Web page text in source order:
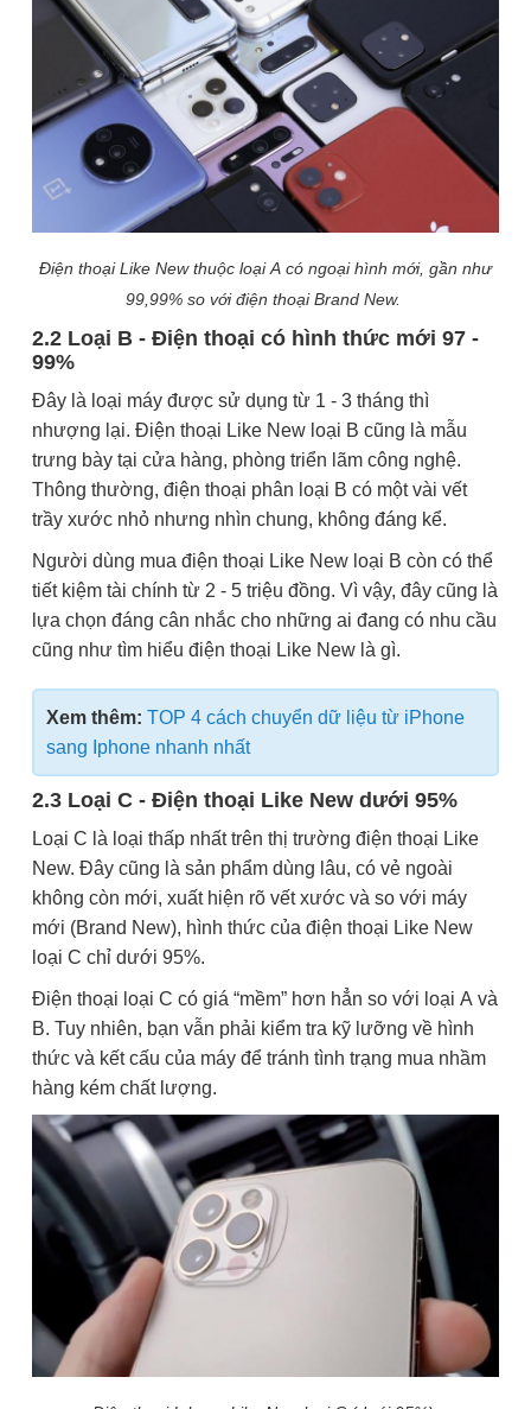
Điện thoại Like New thuộc loại A có ngoại hình mới, gần như
99,99% so với điện thoại Brand New.
2.2 Loại B - Điện thoại có hình thức mới 97 -
99%
Đây là loại máy được sử dụng từ 1 - 3 tháng thì
nhượng lại. Điện thoại Like New loại B cũng là mẫu
trưng bày tại cửa hàng, phòng triển lãm công nghệ.
Thông thường, điện thoại phân loại B có một vài vết
trầy xước nhỏ nhưng nhìn chung, không đáng kể.
Người dùng mua điện thoại Like New loại B còn có thể
tiết kiệm tài chính từ 2 - 5 triệu đồng. Vì vậy, đây cũng là
lựa chọn đáng cân nhắc cho những ai đang có nhu cầu
cũng như tìm hiểu điện thoại Like New là gì.
Xem thêm: TOP 4 cách chuyển dữ liệu từ iPhone
sang Iphone nhanh nhất
2.3 Loại C - Điện thoại Like New dưới 95%
Loại C là loại thấp nhất trên thị trường điện thoại Like
New. Đây cũng là sản phẩm dùng lâu, có vẻ ngoài
không còn mới, xuất hiện rõ vết xước và so với máy
mới (Brand New), hình thức của điện thoại Like New
loại C chỉ dưới 95%.
Điện thoại loại C có giá “mềm” hơn hẳn so với loại A và
B. Tuy nhiên, bạn vẫn phải kiểm tra kỹ lưỡng về hình
thức và kết cấu của máy để tránh tình trạng mua nhầm
hàng kém chất lượng.